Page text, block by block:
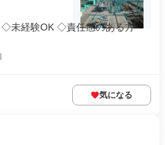
未経験OK ◇責任感のある方
気になる